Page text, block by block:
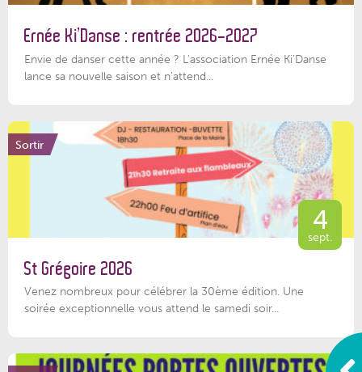
Ernée Ki’Danse : rentrée 2026-2027
Envie de danser cette année ? L'association Ernée Ki'Danse
lance sa nouvelle saison et n'attend...
Sortir
4
sept.
St Grégoire 2026
Venez nombreux pour célébrer la 30ème édition. Une
soirée exceptionnelle vous attend le samedi soir...